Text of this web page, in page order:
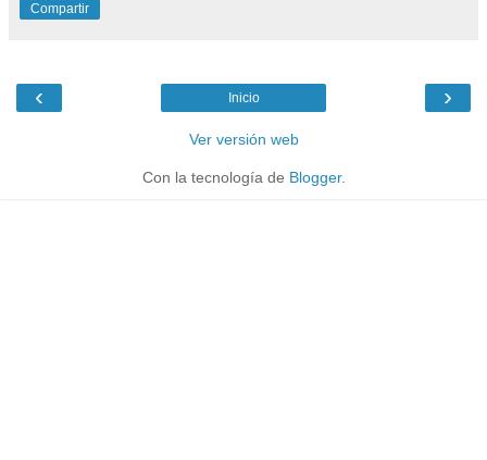
Compartir
‹ ›
Inicio
Ver versión web
Con la tecnología de Blogger.